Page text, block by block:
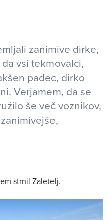
zanimive dirke,
vsi tekmovalci,
padec, dirko
Verjamem, da se
še več voznikov,
strnil Zaletelj.